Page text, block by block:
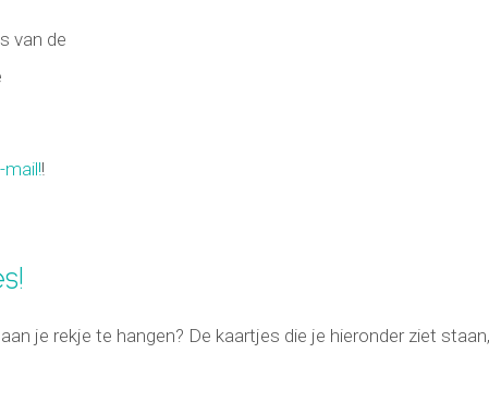
van de
mail!!
je rekje te hangen? De kaartjes die je hieronder ziet